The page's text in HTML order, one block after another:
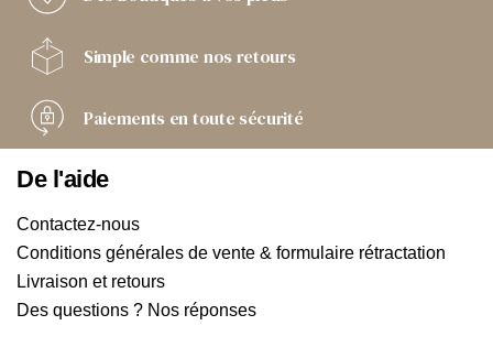
Simple comme nos retours
Paiements en toute sécurité
De l'aide
Contactez-nous
Conditions générales de vente & formulaire rétractation
Livraison et retours
Des questions ? Nos réponses